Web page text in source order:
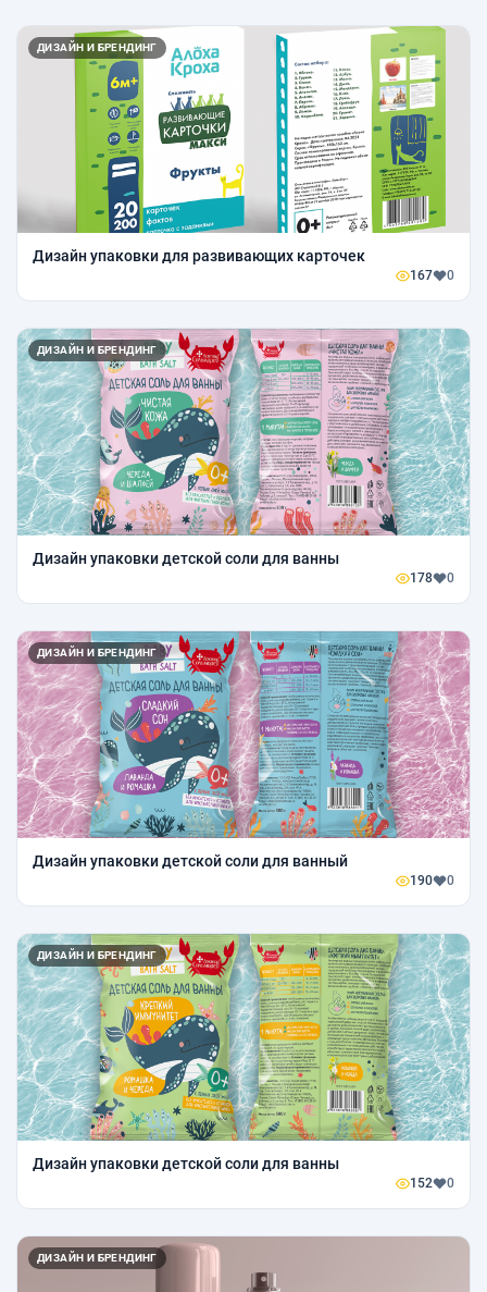
ДИЗАЙН И БРЕНДИНГ
Дизайн упаковки для развивающих карточек
167 0
ДИЗАЙН И БРЕНДИНГ
Дизайн упаковки детской соли для ванны
178 0
ДИЗАЙН И БРЕНДИНГ
Дизайн упаковки детской соли для ванный
190 0
ДИЗАЙН И БРЕНДИНГ
Дизайн упаковки детской соли для ванны
152 0
ДИЗАЙН И БРЕНДИНГ